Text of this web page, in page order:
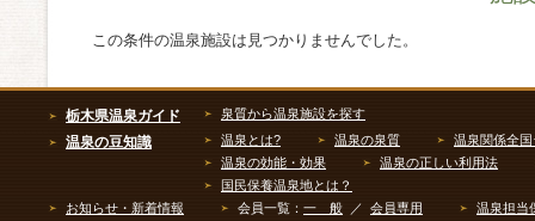
この条件の温泉施設は見つかりませんでした。
栃木県温泉ガイド 泉質から温泉施設を探す
温泉の豆知識 温泉とは? 温泉の泉質
温泉関係全
温泉の効能・効果
温泉の正しい利用法
国民保養温泉地とは？
お知らせ・新着情報
会員一覧： 一 般 ／ 会員専用
温泉担当